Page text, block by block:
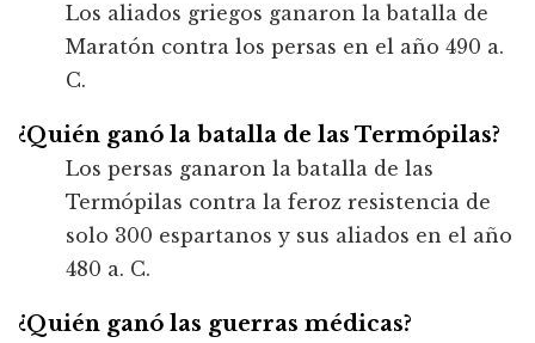
Los aliados griegos ganaron la batalla de
Maratón contra los persas en el año 490 a.
C.
¿Quién ganó la batalla de las Termópilas?
Los persas ganaron la batalla de las
Termópilas contra la feroz resistencia de
solo 300 espartanos y sus aliados en el año
480 a. C.
¿Quién ganó las guerras médicas?